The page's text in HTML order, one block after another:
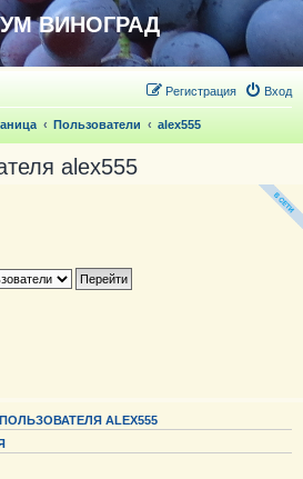
ВИНОГРАД
Вход
Регистрация
Пользователи alex555
alex555
ALEX555